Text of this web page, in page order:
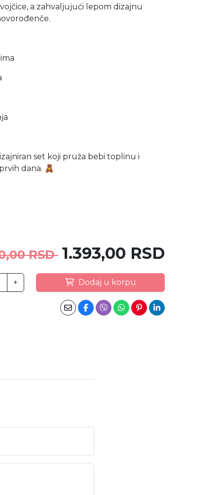
a zahvaljujući lepom dizajnu
set koji pruža bebi toplinu i
dana. 🧸
RSD 1.393,00 RSD
+ Dodaj u korpu